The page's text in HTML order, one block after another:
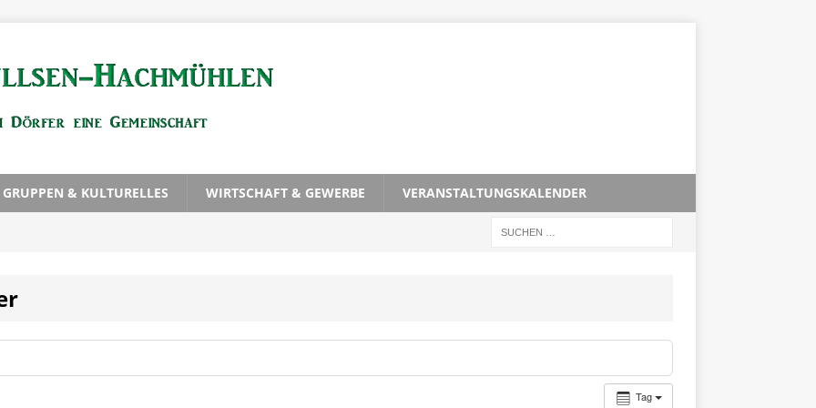
& KULTURELLES WIRTSCHAFT & GEWERBE VERANSTALTUNGSKALENDER
Tag